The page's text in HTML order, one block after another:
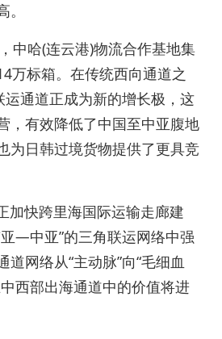
中哈(连云港)物流合作基地集
万标箱。在传统西向通道之
运通道正成为新的增长极，这
，有效降低了中国至中亚腹地
为日韩过境货物提供了更具竞
加快跨里海国际运输走廊建
—中亚”的三角联运网络中强
网络从“主动脉”向“毛细血
西部出海通道中的价值将进